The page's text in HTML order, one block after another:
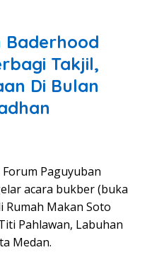
Baderhood
Takjil,
Di Bulan
Forum Paguyuban
acara bukber (buka
Rumah Makan Soto
Pahlawan, Labuhan
Medan.